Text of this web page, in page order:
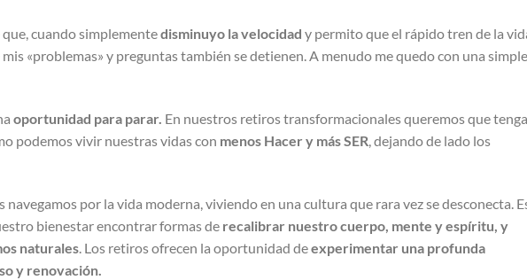
cuando simplementedisminuyo la velocidad y permito que el rápido tren de la
«problemas» y preguntas también se detienen. A menudo me quedo con una simple
oportunidad para parar. En nuestros retiros transformacionales queremos que
podemos vivir nuestras vidas con menos Hacer y más SER, dejando de lado los
navegamos por la vida moderna, viviendo en una cultura que rara vez se desconecta.
bienestar encontrar formas de recalibrar nuestro cuerpo, mente y espíritu, y
naturales. Los retiros ofrecen la oportunidad deexperimentar una profunda
y renovación.